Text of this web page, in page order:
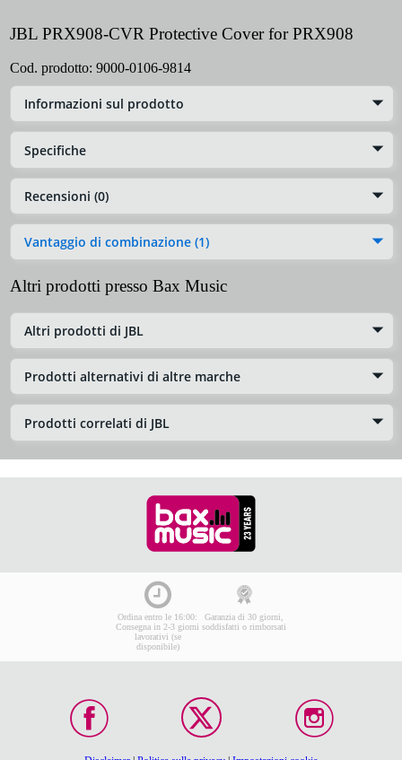
JBL PRX908-CVR Protective Cover for PRX908
Cod. prodotto: 9000-0106-9814
Informazioni sul prodotto
Specifiche
Recensioni (0)
Vantaggio di combinazione (1)
Altri prodotti presso Bax Music
Altri prodotti di JBL
Prodotti alternativi di altre marche
Prodotti correlati di JBL
Ordina entro le 16:00:
Consegna in 2-3 giorni
lavorativi (se
disponibile)
Garanzia di 30 giorni,
soddisfatti o rimborsati